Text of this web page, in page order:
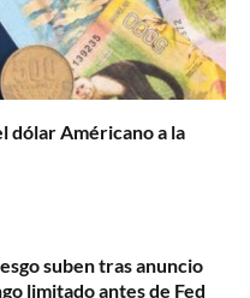
dólar Américano a la
suben tras anuncio
limitado antes de Fed